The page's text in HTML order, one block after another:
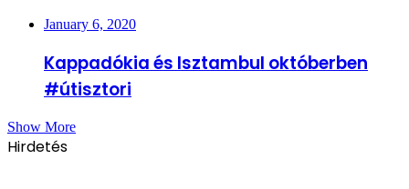
January 6, 2020
Kappadókia és Isztambul októberben
#útisztori
Show More
Hirdetés